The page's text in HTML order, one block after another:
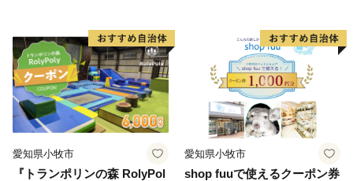
愛知県小牧市
『トランポリンの森 RolyPol
愛知県小牧市
shop fuuで使えるクーポン券